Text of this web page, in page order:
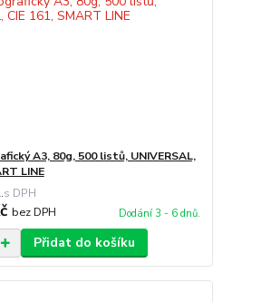
A3, 80g, 500 listů, UNIVERSAL,
LINE
bez DPH Dodání 3 - 6 dnů.
Přidat do košíku